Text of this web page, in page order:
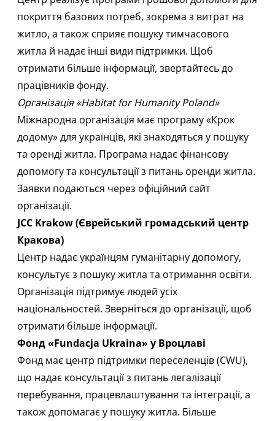
покриття базових потреб, зокрема з витрат на
житло, а також сприяє пошуку тимчасового
житла й надає інші види підтримки.​ Щоб
отримати більше інформації, звертайтесьдо
працівників фонду.
Організація «Habitat for Humanity Poland»
Міжнародна організація має програму«Крок
додому»для українців, які знаходяться у пошуку
та оренді житла. Програма надає фінансову
допомогу та консультації з питань оренди житла.​
Заявки подаються через офіційний сайт
організації.​
JCC Krakow (Єврейський громадський центр
Кракова)
Центр надає українцям гуманітарну допомогу,
консультує з пошуку житла та отримання освіти.
Організація підтримує людей усіх
національностей. Зверніться до організації, щоб
отримати більше інформації.
Фонд «Fundacja Ukraina» у Вроцлаві
Фонд має центр підтримки переселенців (CWU),
що надає консультації з питань легалізації
перебування, працевлаштування та інтеграції, а
також допомагає у пошуку житла.​ Більше